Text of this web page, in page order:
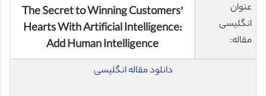
عنوان
انگلیسی
مقاله:
The Secret to Winning Customers’
Hearts With Artificial Intelligence:
Add Human Intelligence
دانلود مقاله انگلیسی